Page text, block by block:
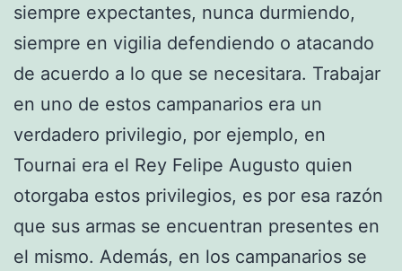
siempre expectantes, nunca durmiendo,
siempre en vigilia defendiendo o atacando
de acuerdo a lo que se necesitara. Trabajar
en uno de estos campanarios era un
verdadero privilegio, por ejemplo, en
Tournai era el Rey Felipe Augusto quien
otorgaba estos privilegios, es por esa razón
que sus armas se encuentran presentes en
el mismo. Además, en los campanarios se